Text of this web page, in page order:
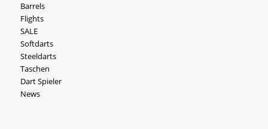
Barrels
Flights
SALE
Softdarts
Steeldarts
Taschen
Dart Spieler
News